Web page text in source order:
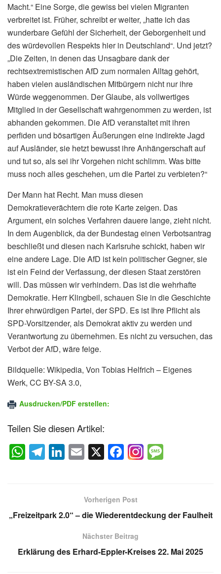
Macht.“ Eine Sorge, die gewiss bei vielen Migranten
verbreitet ist. Früher, schreibt er weiter, „hatte ich das
wunderbare Gefühl der Sicherheit, der Geborgenheit und
des würdevollen Respekts hier in Deutschland“. Und jetzt?
„Die Zeiten, in denen das Unsagbare dank der
rechtsextremistischen AfD zum normalen Alltag gehört,
haben vielen ausländischen Mitbürgern nicht nur ihre
Würde weggenommen. Der Glaube, als vollwertiges
Mitglied in der Gesellschaft wahrgenommen zu werden, ist
abhanden gekommen. Die AfD veranstaltet mit ihren
perfiden und bösartigen Äußerungen eine indirekte Jagd
auf Ausländer, sie hetzt bewusst ihre Anhängerschaft auf
und tut so, als sei ihr Vorgehen nicht schlimm. Was bitte
muss noch alles geschehen, um die Partei zu verbieten?“
Der Mann hat Recht. Man muss diesen
Demokratieverächtern die rote Karte zeigen. Das
Argument, ein solches Verfahren dauere lange, zieht nicht.
In dem Augenblick, da der Bundestag einen Verbotsantrag
beschließt und diesen nach Karlsruhe schickt, haben wir
eine andere Lage. Die AfD ist kein politischer Gegner, sie
ist ein Feind der Verfassung, der diesen Staat zerstören
will. Das müssen wir verhindern. Das ist die wehrhafte
Demokratie. Herr Klingbeil, schauen Sie in die Geschichte
Ihrer ehrwürdigen Partei, der SPD. Es ist Ihre Pflicht als
SPD-Vorsitzender, als Demokrat aktiv zu werden und
Verantwortung zu übernehmen. Es nicht zu versuchen, das
Verbot der AfD, wäre feige.
Bildquelle: Wikipedia, Von Tobias Helfrich – Eigenes
Werk, CC BY-SA 3.0,
Ausdrucken/PDF erstellen:
Teilen Sie diesen Artikel:
W
A
p
T
a
Li
dI
E X F
e
b
o
o
g
Vorherigen Post
„Freizeitpark 2.0“ – die Wiederentdeckung der Faulheit
Nächster Beitrag
Erklärung des Erhard-Eppler-Kreises 22. Mai 2025